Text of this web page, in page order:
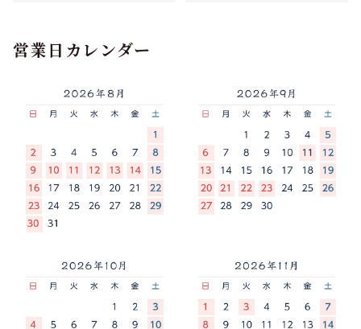
営業日カレンダー